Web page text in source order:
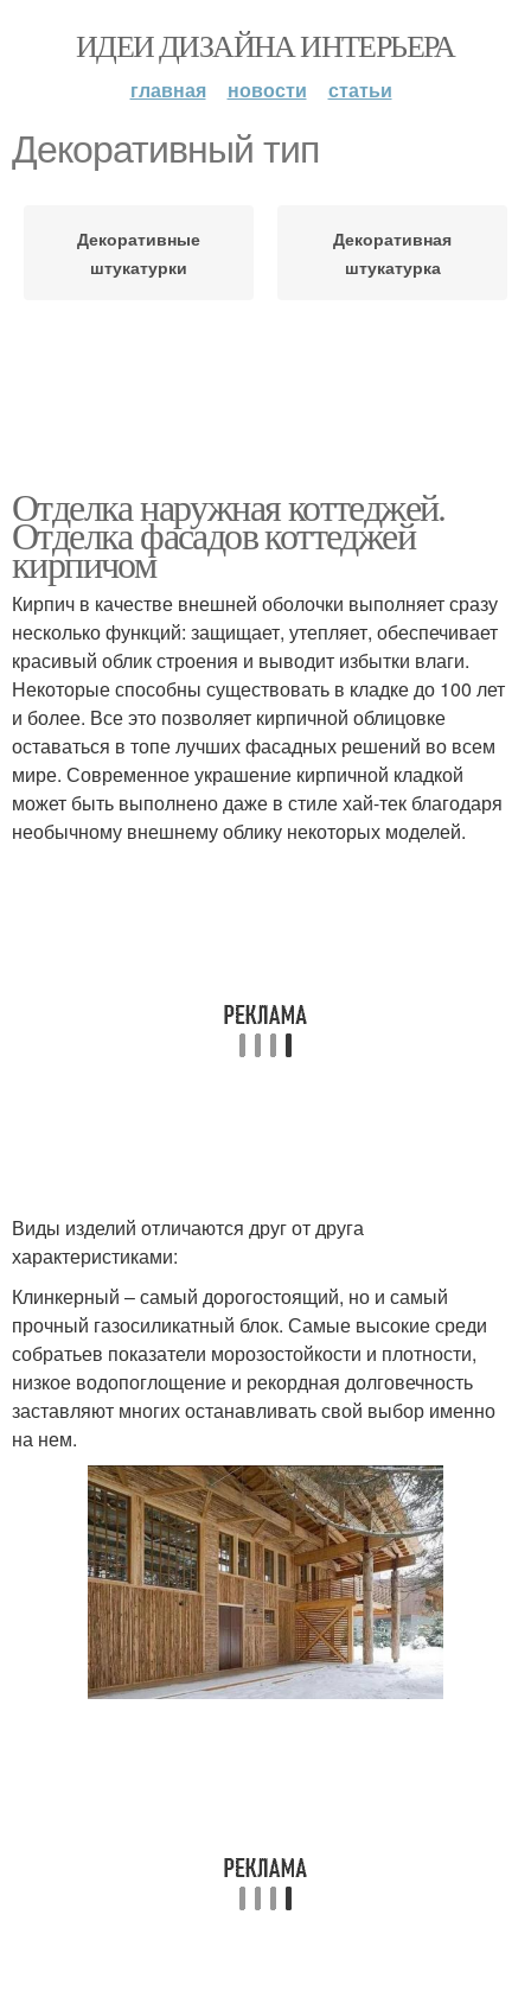
ИДЕИ ДИЗАЙНА ИНТЕРЬЕРА
главная новости статьи
Декоративный тип
Декоративные
штукатурки
Декоративная
штукатурка
Отделка наружная коттеджей.
Отделка фасадов коттеджей
кирпичом
Кирпич в качестве внешней оболочки выполняет сразу
несколько функций: защищает, утепляет, обеспечивает
красивый облик строения и выводит избытки влаги.
Некоторые способны существовать в кладке до 100 лет
и более. Все это позволяет кирпичной облицовке
оставаться в топе лучших фасадных решений во всем
мире. Современное украшение кирпичной кладкой
может быть выполнено даже в стиле хай-тек благодаря
необычному внешнему облику некоторых моделей.
Виды изделий отличаются друг от друга
характеристиками:
Клинкерный – самый дорогостоящий, но и самый
прочный газосиликатный блок. Самые высокие среди
собратьев показатели морозостойкости и плотности,
низкое водопоглощение и рекордная долговечность
заставляют многих останавливать свой выбор именно
на нем.